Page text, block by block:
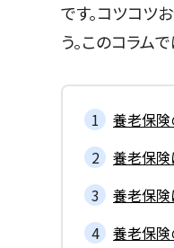
です。コツコツ
う。このコラム
養老保険
養老保険
養老保険
養老保険